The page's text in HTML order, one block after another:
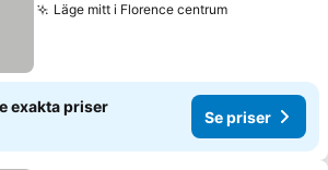
Läge mitt i Florence centrumSe priser
exakta priser
Se priser